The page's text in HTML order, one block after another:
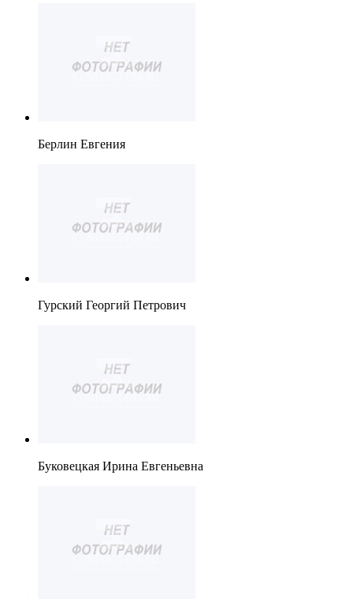
Берлин Евгения
Гурский Георгий Петрович
Буковецкая Ирина Евгеньевна